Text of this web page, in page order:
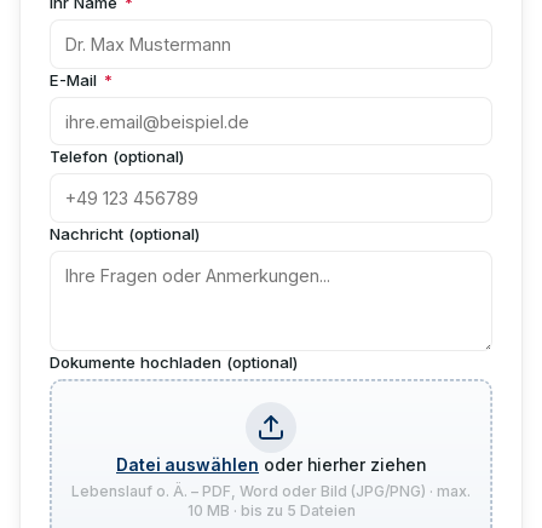
E-Mail *
Telefon (optional)
Nachricht (optional)
Dokumente hochladen (optional)
Datei auswählen oder hierher ziehen
Lebenslauf o. Ä. – PDF, Word oder Bild (JPG/PNG) · max.
10 MB · bis zu 5 Dateien